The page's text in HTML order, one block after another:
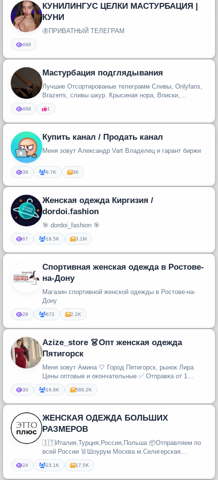
КУНИЛИНГУС ЦЕЛКИ МАСТУРБАЦИЯ |
КУНИ
🚷ПРИВАТНЫЙ ТЕЛЕГРАМ
499
Мастурбация подглядывания
Лучшие Отсортированые телеграмм Сливы, Onlyfans,
Brazerrs, сливы шкур. Крысиная нора, Вписки,
Вписали, новинки шкодниц ,...
488 1
Купить канал / Продать канал
Меня зовут Александр Vart Владелец и гарант биржи
39 9.7K 3K
Женская одежда Киргизия /
dordoi.fashion
🎯 dordoi_fashion 🎯
67 19.5K 3.1M
Спортивная женская одежда в Ростове-
на-Дону
Магазин спортивной женской одежды в Ростове-на-
Дону
28 672 2.2K
Azize_store 👗Опт женская одежда
Пятигорск
Меня зовут Амина 🤍 Город Пятигорск, рынок Лира
Цены оптовые и окончательные ✅ Отправка от 1
единицы🤍
30 16.8K 589.2K
ЖЕНСКАЯ ОДЕЖДА БОЛЬШИХ
РАЗМЕРОВ
🇮🇹Италия,Турция,Россия,Польша 📦Отправляем по
всей России 👗Шоурум Москва м.Селигерская
Дмитровское шоссе 81 📲 +7 (903) 51...
24 23.1K 17.5K